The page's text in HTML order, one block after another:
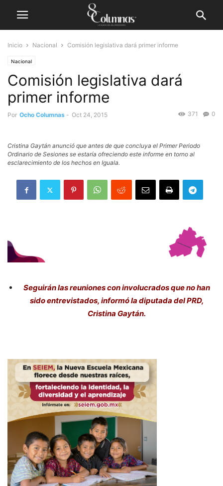
Inicio Nacional Comisión legislativa dará primer informe
Nacional
Comisión legislativa dará
primer informe
Por Ocho Columnas - Oct 24, 2015 0
371
Cristina Gaytán anunció que antes de que concluya el Primer Periodo
Ordinario de Sesiones se estaría ofreciendo este informe en torno al
esclarecimiento de los hechos en Iguala.
Seguirán las reuniones con involucrados que no han
sido entrevistados, informó la diputada del PRD,
Cristina Gaytán.